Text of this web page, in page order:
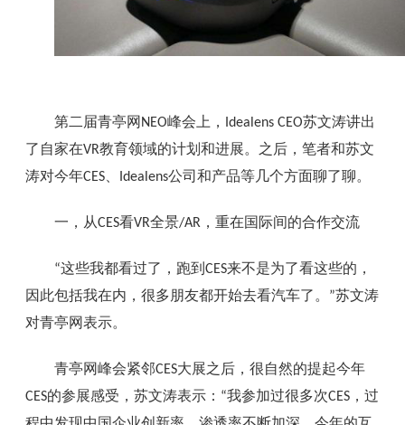
第二届青亭网 NEO峰会上， Idealens CEO苏文涛讲出
了自家在VR教育领域的计划和进展。之后，笔者和苏文
涛对今年CES Idealens公司和产品等几个方面聊了聊。
一，从CES看VR全景/AR ，重在国际间的合作交流
“这些我都看过了，跑到 CES来不是为了看这些的，
因此包括我在内，很多朋友都开始去看汽车了。 ”苏文涛
对青亭网表示。
青亭网峰会紧邻CES大展之后，很自然的提起今年
CES的参展感受，苏文涛表示： “我参加过很多次CES ，过